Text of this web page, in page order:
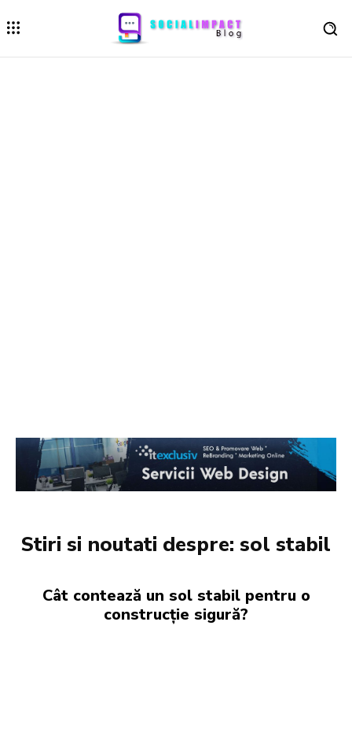
Stiri si noutati despre: sol stabil
Cât contează un sol stabil pentru o
construcție sigură?